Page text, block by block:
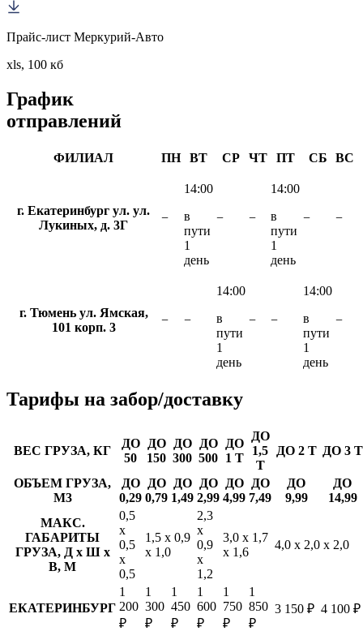
Прайс-лист Меркурий-Авто
xls, 100 кб
График
отправлений
ФИЛИАЛ ПН ВТ СР ЧТ ПТ СБ ВС
г. Екатеринбург ул. ул.
Лукиных, д. 3Г
−
14:00
в
пути
1
день
− −
14:00
в
пути
1
день
− −
г. Тюмень ул. Ямская,
101 корп. 3
− −
14:00
в
пути
1
день
− −
14:00
в
пути
1
день
−
Тарифы на забор/доставку
ВЕС ГРУЗА, КГ
ДО
50
ДО
150
ДО
300
ДО
500
ДО
1 Т
ДО
1,5
Т
ДО 2 Т ДО 3 Т
ОБЪЕМ ГРУЗА,
М3
ДО
0,29
ДО
0,79
ДО
1,49
ДО
2,99
ДО
4,99
ДО
7,49
ДО
9,99
ДО
14,99
МАКС.
ГАБАРИТЫ
ГРУЗА, Д х Ш х
В, М
0,5
х
0,5
х
0,5
1,5 х 0,9
х 1,0
2,3
х
0,9
х
1,2
3,0 х 1,7
х 1,6
4,0 х 2,0 х 2,0
ЕКАТЕРИНБУРГ
1
200
₽
1
300
₽
1
450
₽
1
600
₽
1
750
₽
1
850
₽
3 150 ₽ 4 100 ₽